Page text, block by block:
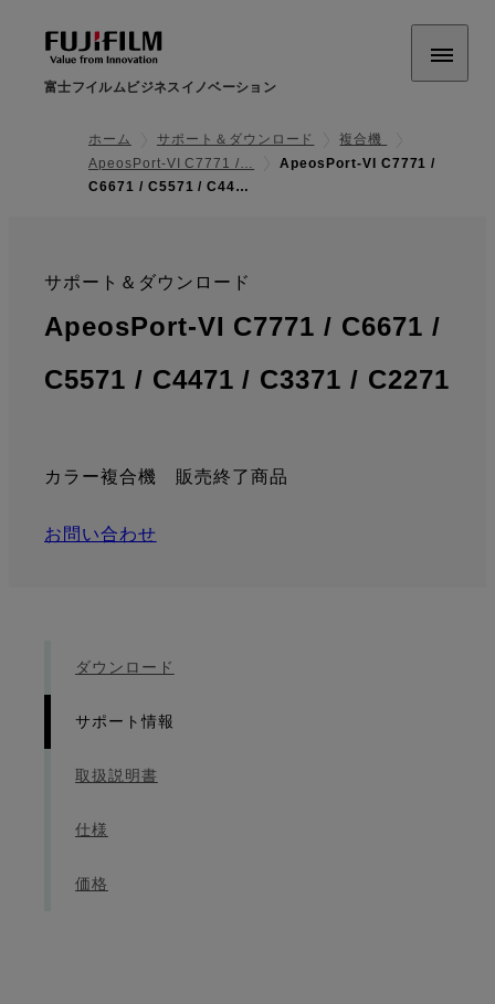
富士フイルムビジネスイノベーション
ホーム サポート＆ダウンロード
複合機
ApeosPort-VI C7771 /…
ApeosPort-VI C7771 /
C6671 / C5571 / C44…
サポート＆ダウンロード
:
ApeosPort-VI C7771 / C6671 /
C5571 / C4471 / C3371 / C2271
カラー複合機 販売終了商品
お問い合わせ
ダウンロード
サポート情報
取扱説明書
仕様
価格